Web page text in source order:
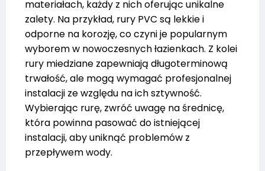
materiałach, każdy z nich oferując unikalne
zalety. Na przykład, rury PVC są lekkie i
odporne na korozję, co czyni je popularnym
wyborem w nowoczesnych łazienkach. Z kolei
rury miedziane zapewniają długoterminową
trwałość, ale mogą wymagać profesjonalnej
instalacji ze względu na ich sztywność.
Wybierając rurę, zwróć uwagę na średnicę,
która powinna pasować do istniejącej
instalacji, aby uniknąć problemów z
przepływem wody.